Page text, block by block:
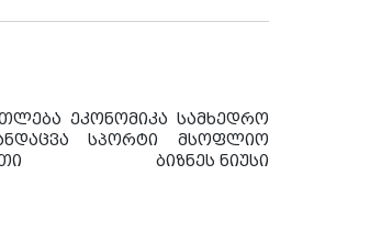
ეკონომიკა სამხედრო
სპორტი
მსოფლიო
ბიზნეს ნიუსი